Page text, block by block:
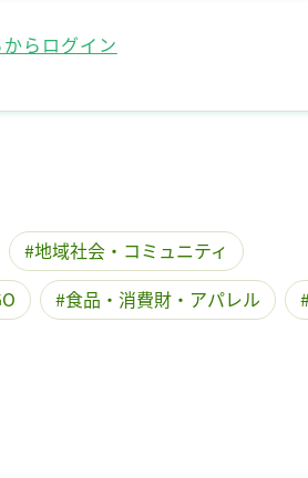
らログイン
地域社会・コミュニティ
食品・消費財・アパレル
記事をお気に入りに保存するには